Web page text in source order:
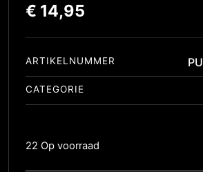
€ 14,95
ARTIKELNUMMER
CATEGORIE
22 Op voorraad